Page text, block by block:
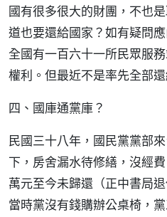
國有很多很大的財團，不也
道也要還給國家？如有疑問
全國有一百六十一所民眾服
權利。但最近不是率先全部還
四、國庫通黨庫？
民國三十八年，國民黨黨部
下，房舍漏水待修繕，沒經
萬元至今未歸還（正中書局
當時黨沒有錢購辦公桌椅，